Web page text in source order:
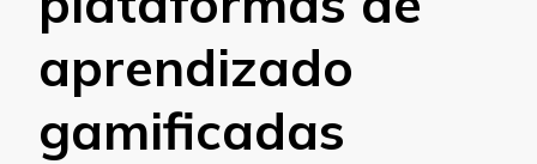
aprendizado
gamificadas